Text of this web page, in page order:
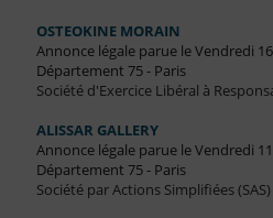
OSTEOKINE MORAIN
Annonce légale parue le Vendredi
Département 75 - Paris
Société d'Exercice Libéral à
ALISSAR GALLERY
Annonce légale parue le Vendredi
Département 75 - Paris
Société par Actions Simplifiées (SAS)